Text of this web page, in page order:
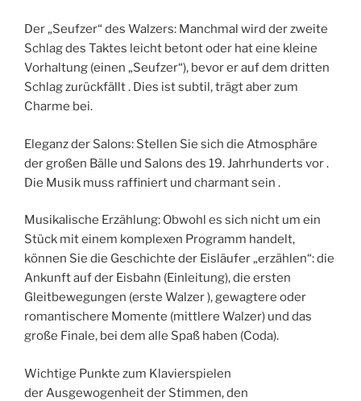
Der „Seufzer“ des Walzers: Manchmal wird der zweite
Schlag des Taktes leicht betont oder hat eine kleine
Vorhaltung (einen „Seufzer“), bevor er auf dem dritten
Schlag zurückfällt . Dies ist subtil, trägt aber zum
Charme bei.
Eleganz der Salons: Stellen Sie sich die Atmosphäre
der großen Bälle und Salons des 19. Jahrhunderts vor .
Die Musik muss raffiniert und charmant sein .
Musikalische Erzählung: Obwohl es sich nicht um ein
Stück mit einem komplexen Programm handelt,
können Sie die Geschichte der Eisläufer „erzählen“: die
Ankunft auf der Eisbahn (Einleitung), die ersten
Gleitbewegungen (erste Walzer ), gewagtere oder
romantischere Momente (mittlere Walzer) und das
große Finale, bei dem alle Spaß haben (Coda).
Wichtige Punkte zum Klavierspielen
der Ausgewogenheit der Stimmen, den